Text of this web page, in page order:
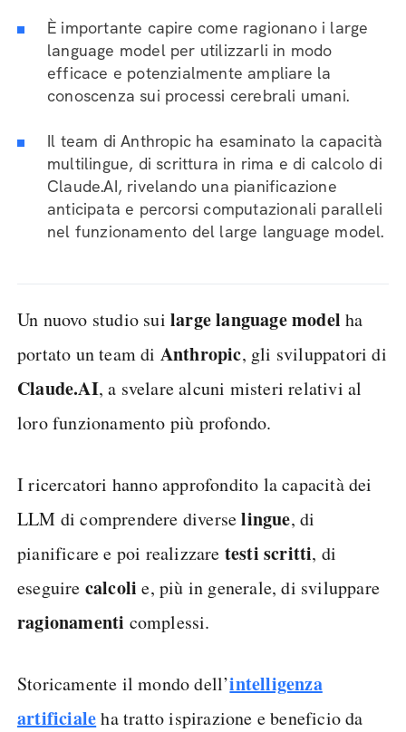
È importante capire come ragionano i large
language model per utilizzarli in modo
efficace e potenzialmente ampliare la
conoscenza sui processi cerebrali umani.
Il team di Anthropic ha esaminato la capacità
multilingue, di scrittura in rima e di calcolo di
Claude.AI, rivelando una pianificazione
anticipata e percorsi computazionali paralleli
nel funzionamento del large language model.
Un nuovo studio sui large language model ha
portato un team di Anthropic, gli sviluppatori di
Claude.AI, a svelare alcuni misteri relativi al
loro funzionamento più profondo.
I ricercatori hanno approfondito la capacità dei
LLM di comprendere diverselingue, di
pianificare e poi realizzare testi scritti, di
eseguire calcoli e, più in generale, di sviluppare
ragionamenti complessi.
Storicamente il mondo dell’intelligenza
artificialeha tratto ispirazione e beneficio da